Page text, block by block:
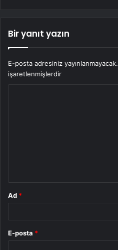
Bir yanıt yazın
E-posta adresiniz yayınlanmayacak.
işaretlenmişlerdir
Ad *
E-posta *